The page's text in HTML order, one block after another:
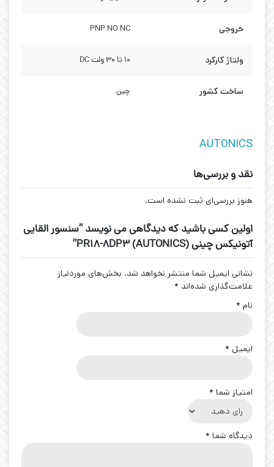
خروجی PNP NO NC
ولتاژ کارکرد 10 تا 30 ولت DC
ساخت کشور چین
AUTONICS
نقد و بررسی‌ها
هنوز بررسی‌ای ثبت نشده است.
اولین کسی باشید که دیدگاهی می نویسد “سنسور القایی
آتونیکس چینی (AUTONICS) PR18-8DP3”
نشانی ایمیل شما منتشر نخواهد شد. بخش‌های موردنیاز
علامت‌گذاری شده‌اند *
نام *
ایمیل *
امتیاز شما *
دیدگاه شما *